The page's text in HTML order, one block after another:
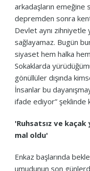
arkadaşların emeğine
depremden sonra
Devlet aynı zihniyetle
sağlayamaz. Bugün
siyaset hem halka
Sokaklarda
gönüllüler dışında
İnsanlar bu
ifade ediyor” şeklinde
'Ruhsatsız ve kaçak
mal oldu'
Enkaz başlarında
umudunun son